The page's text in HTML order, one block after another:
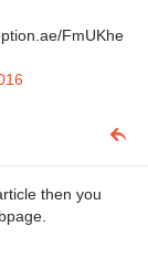
FmUKhe
then you